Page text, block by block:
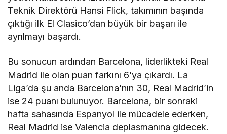
Teknik Direktörü Hansi Flick, takımının başında
çıktığı ilk El Clasico’dan büyük bir başarı ile
ayrılmayı başardı.
Bu sonucun ardından Barcelona, liderlikteki Real
Madrid ile olan puan farkını 6’ya çıkardı. La
Liga’da şu anda Barcelona’nın 30, Real Madrid’in
ise 24 puanı bulunuyor. Barcelona, bir sonraki
hafta sahasında Espanyol ile mücadele ederken,
Real Madrid ise Valencia deplasmanına gidecek.